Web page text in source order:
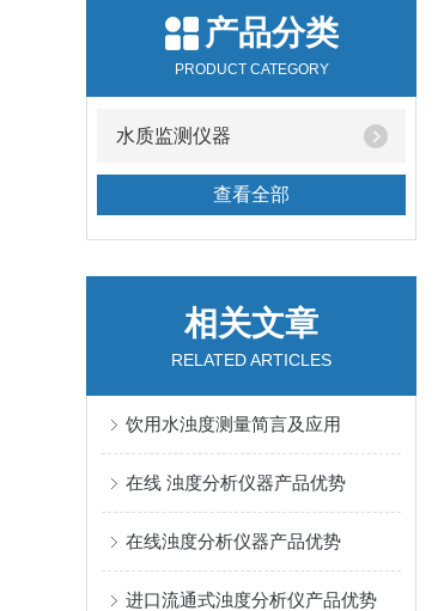
产品分类
PRODUCT CATEGORY
水质监测仪器
查看全部
相关文章
RELATED ARTICLES
饮用水浊度测量简言及应用
在线 浊度分析仪器产品优势
在线浊度分析仪器产品优势
进口流通式浊度分析仪产品优势